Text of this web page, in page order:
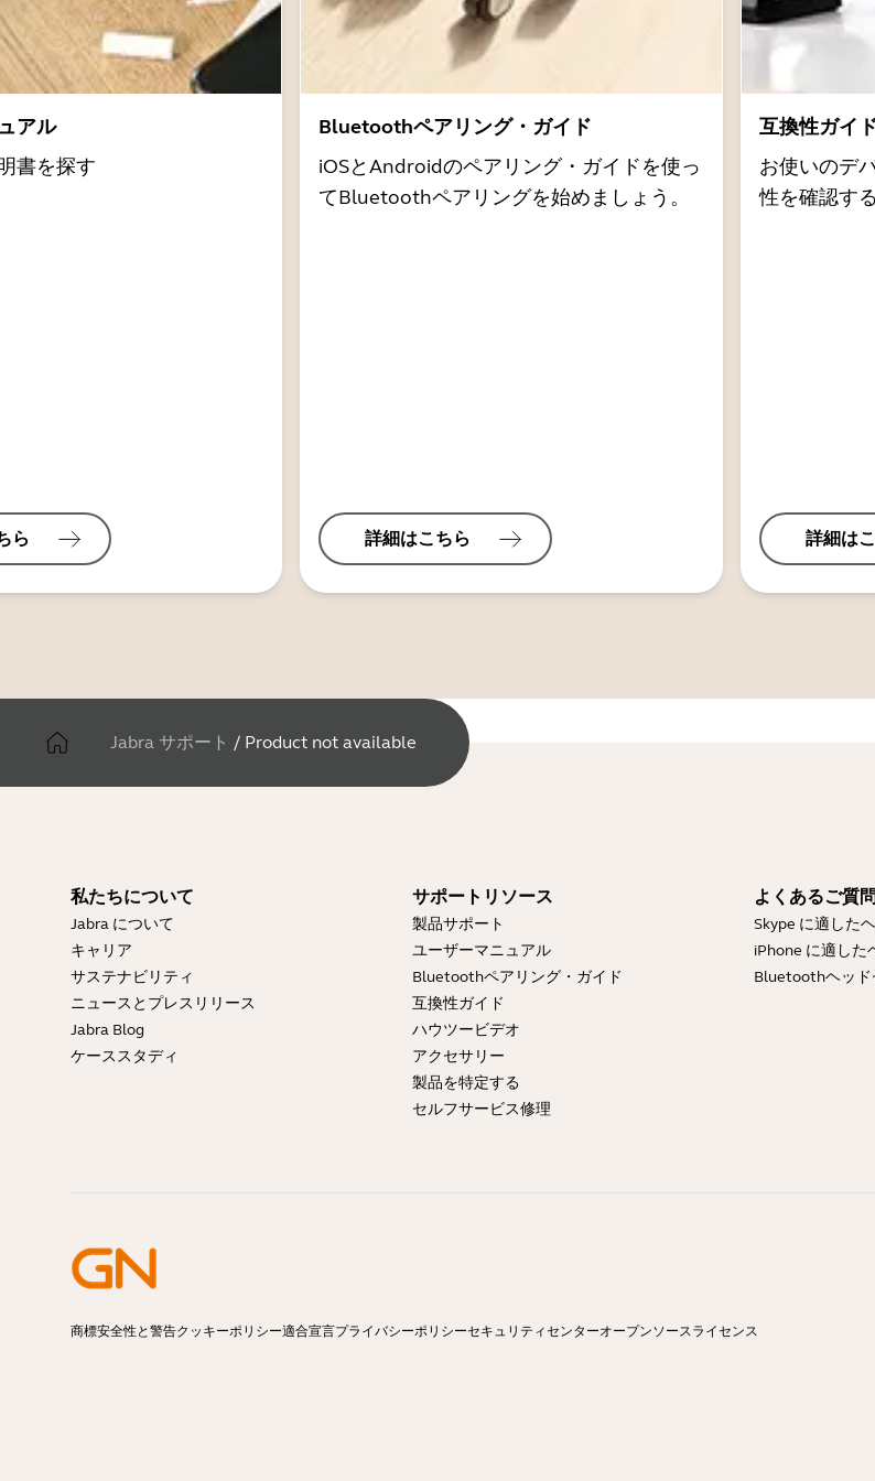
アル
書を探す
ら
Bluetoothペアリング・ガイド
iOSとAndroidのペアリング・ガイドを使っ
てBluetoothペアリングを始めましょう。
詳細はこちら
互換性ガイ
お使いのデ
性を確認する
詳細は
Jabra サポート / Product not available
私たちについて
Jabra について
キャリア
サステナビリティ
ニュースとプレスリリース
Jabra Blog
ケーススタディ
サポートリソース
製品サポート
ユーザーマニュアル
Bluetoothペアリング・ガイド
互換性ガイド
ハウツービデオ
アクセサリー
製品を特定する
セルフサービス修理
よくあるご質問
Skype に適した
iPhone に適した
Bluetoothヘッド
商標安全性と警告クッキーポリシー適合宣言プライバシーポリシーセキュリティセンターオープンソースライセンス